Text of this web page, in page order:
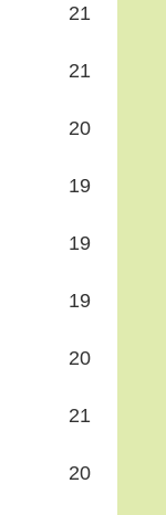
21
21
20
19
19
19
20
21
20